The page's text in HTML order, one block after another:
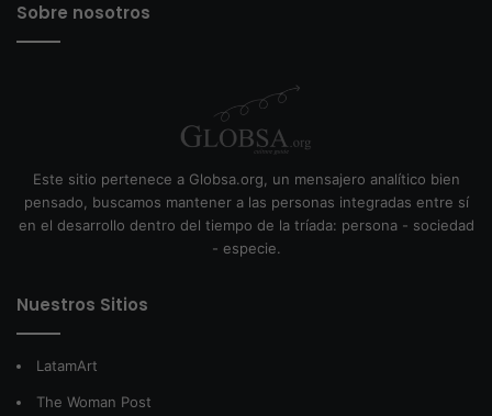
Sobre nosotros
Este sitio pertenece a Globsa.org, un mensajero analítico bien
pensado, buscamos mantener a las personas integradas entre sí
en el desarrollo dentro del tiempo de la tríada: persona - sociedad
- especie.
Nuestros Sitios
LatamArt
The Woman Post